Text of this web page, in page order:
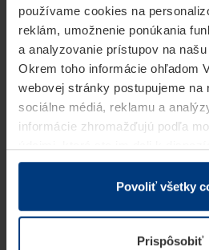
používame cookies na
reklám, umožnenie ponúkania
a analyzovanie prístupov na
Okrem toho informácie ohľadom
webovej stránky postupujeme na
sociálne médiá, reklamu a
informácie zhromažďujú podľa
v rámci Vášho využívania
Z právneho hľadiska môžeme
prevádzku tejto stránky. Pre
potrebujeme Vaše povolenie.
Povoliť všetky
Prispôsobiť